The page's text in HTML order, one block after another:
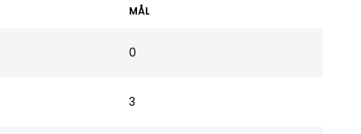
MÅL
0
3